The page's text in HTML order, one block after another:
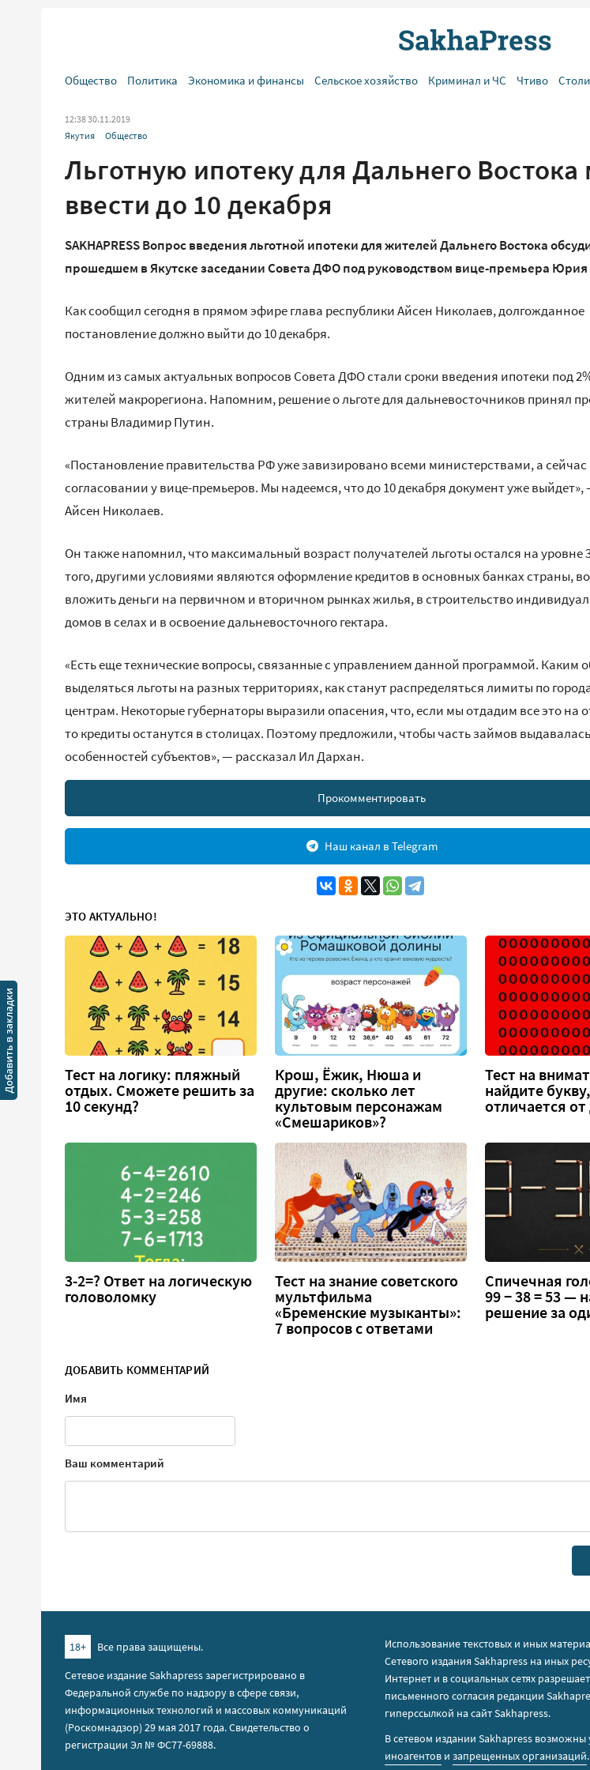
Общество Политика Экономика и финансы Сельское хозяйство Криминал и ЧС Чтиво
12:38 30.11.2019
Якутия
Общество
Льготную ипотеку для Дальнего Востока
ввести до 10 декабря
SAKHAPRESS Вопрос введения льготной ипотеки для жителей Дальнего Востока
прошедшем в Якутске заседании Совета ДФО под руководством вице-премьера Юрия
Как сообщил сегодня в прямом эфире глава республики Айсен Николаев, долгожданное
постановление должно выйти до 10 декабря.
Одним из самых актуальных вопросов Совета ДФО стали сроки введения ипотеки под
жителей макрорегиона. Напомним, решение о льготе для дальневосточников принял
страны Владимир Путин.
«Постановление правительства РФ уже завизировано всеми министерствами, а сейчас
согласовании у вице-премьеров. Мы надеемся, что до 10 декабря документ уже
Айсен Николаев.
Он также напомнил, что максимальный возраст получателей льготы остался на уровне
того, другими условиями являются оформление кредитов в основных банках страны,
вложить деньги на первичном и вторичном рынках жилья, в строительство
домов в селах и в освоение дальневосточного гектара.
«Есть еще технические вопросы, связанные с управлением данной программой. Каким
выделяться льготы на разных территориях, как станут распределяться лимиты по
центрам. Некоторые губернаторы выразили опасения, что, если мы отдадим все это на
то кредиты останутся в столицах. Поэтому предложили, чтобы часть займов
особенностей субъектов», — рассказал Ил Дархан.
Прокомментировать
Наш канал в Telegram
ЭТО АКТУАЛЬНО!
Тест на логику: пляжный
отдых. Сможете решить за
10 секунд?
Крош, Ёжик, Нюша и
другие: сколько лет
культовым персонажам
«Смешариков»?
Тест на
найдите
отличается от
3-2=? Ответ на логическую
головоломку
Тест на знание советского
мультфильма
«Бременские музыканты»:
7 вопросов с ответами
Спичечная
99 − 38 = 53 —
решение за
ДОБАВИТЬ КОММЕНТАРИЙ
Имя
Ваш комментарий
18+
Все права защищены.
Сетевое издание Sakhapress зарегистрировано в
Федеральной службе по надзору в сфере связи,
информационных технологий и массовых коммуникаций
(Роскомнадзор) 29 мая 2017 года. Свидетельство о
регистрации Эл № ФС77-69888.
Использование текстовых и иных
Сетевого издания Sakhapress на иных
Интернет и в социальных сетях
письменного согласия редакции
гиперссылкой на сайт Sakhapress.
В сетевом издании Sakhapress
иноагентов изапрещенных организаций